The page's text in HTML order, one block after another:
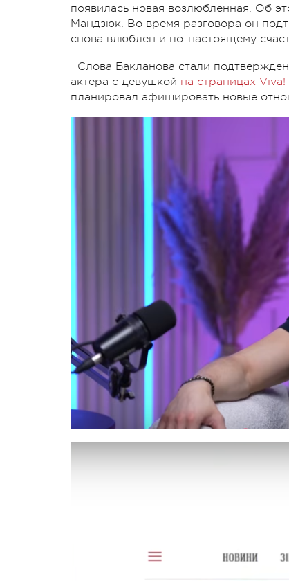
появилась новая возлюбленная. Об
Мандзюк. Во время разговора он
снова влюблён и по-настоящему
Слова Бакланова стали
актёра с девушкой на страницах Viva!
планировал афишировать новые